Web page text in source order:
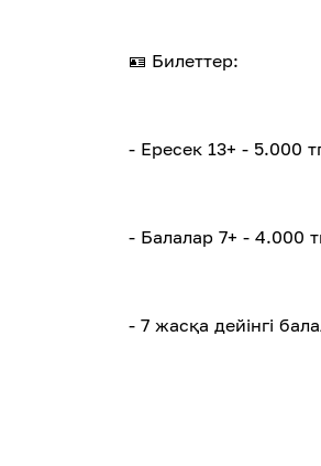
🪪 Билеттер:
- Ересек 13+ - 5.000
- Балалар 7+ - 4.000
- 7 жасқа дейінгі